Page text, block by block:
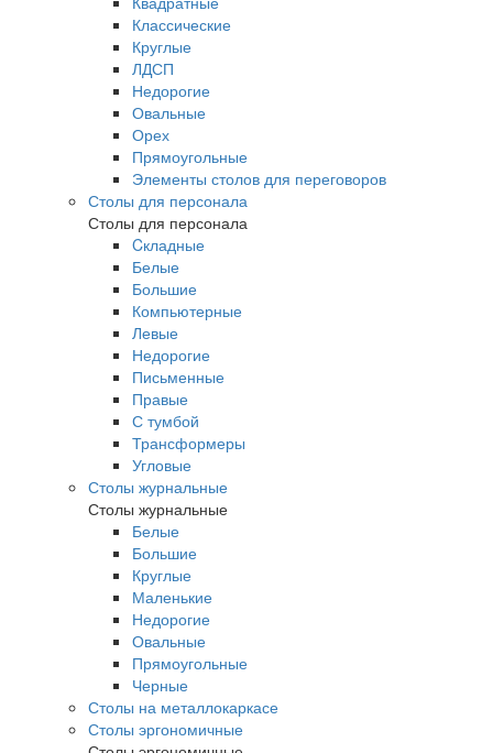
Классические
Круглые
ЛДСП
Недорогие
Овальные
Орех
Прямоугольные
Элементы столов для переговоров
Столы для персонала
Столы для персонала
Cкладные
Белые
Большие
Компьютерные
Левые
Недорогие
Письменные
Правые
С тумбой
Трансформеры
Угловые
Столы журнальные
Столы журнальные
Белые
Большие
Круглые
Маленькие
Недорогие
Овальные
Прямоугольные
Черные
Столы на металлокаркасе
Столы эргономичные